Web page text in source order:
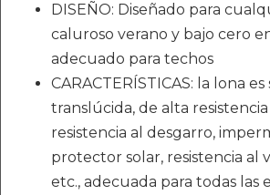
DISEÑO: Diseñado para
caluroso verano y bajo cero
adecuado para techos
CARACTERÍSTICAS: la lona es
translúcida, de alta
resistencia al desgarro,
protector solar, resistencia al
etc., adecuada para todas las